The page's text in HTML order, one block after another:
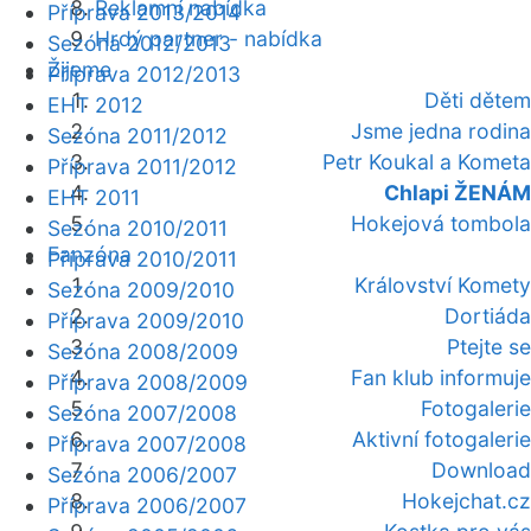
Reklamní nabídka
Hrdý partner - nabídka
Žijeme
Děti dětem
Jsme jedna rodina
Petr Koukal a Kometa
Chlapi ŽENÁM
Hokejová tombola
Fanzóna
Království Komety
Dortiáda
Ptejte se
Fan klub informuje
Fotogalerie
Aktivní fotogalerie
Download
Hokejchat.cz
Příprava 2013/2014
Sezóna 2012/2013
Příprava 2012/2013
EHT 2012
Sezóna 2011/2012
Příprava 2011/2012
EHT 2011
Sezóna 2010/2011
Příprava 2010/2011
Sezóna 2009/2010
Příprava 2009/2010
Sezóna 2008/2009
Příprava 2008/2009
Sezóna 2007/2008
Příprava 2007/2008
Sezóna 2006/2007
Příprava 2006/2007